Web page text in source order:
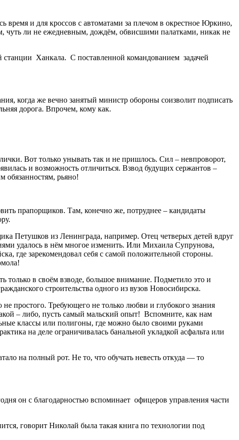
время и для кроссов с автоматами за плечом в окрестное Юркино,
чуть ли не ежедневным, дождём, обвисшими палатками, никак не
станции Ханкала. С поставленной командованием задачей
когда же вечно занятый министр обороны соизволит подписать
дорога. Впрочем, кому как.
Вот только унывать так и не пришлось. Сил – невпроворот,
и возможность отличиться. Взвод будущих сержантов –
обязанностям, рьяно!
прапорщиков. Там, конечно же, потруднее – кандидаты
Петушков из Ленинграда, например. Отец четверых детей вдруг
удалось в нём многое изменить. Или Михаила Супрунова,
где зарекомендовал себя с самой положительной стороны.
только в своём взводе, большое внимание. Подметило это и
строительства одного из вузов Новосибирска.
не простого. Требующего не только любви и глубокого знания
– либо, пусть самый мальский опыт! Вспомните, как нам
классы или полигоны, где можно было своими руками
на деле ограничивалась банальной укладкой асфальта или
на полный рот. Не то, что обучать невесть откуда — то
он с благодарностью вспоминает офицеров управления части
говорит Николай была такая книга по технологии под